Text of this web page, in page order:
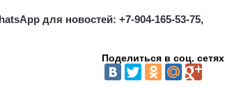
для новостей: +7-904-165-53-75,
Поделиться в соц. сетях